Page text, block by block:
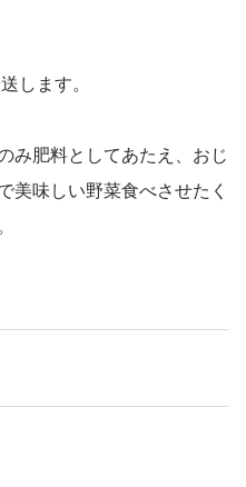
します。
み肥料としてあたえ、おじ
美味しい野菜食べさせたく